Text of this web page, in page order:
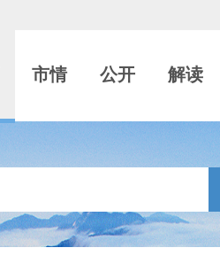
市情 公开 解读